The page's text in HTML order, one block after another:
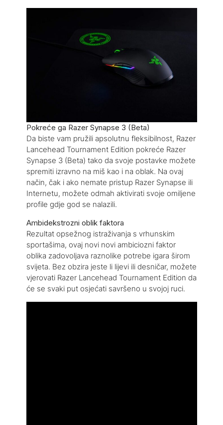
Pokreće ga Razer Synapse 3 (Beta)
Da biste vam pružili apsolutnu fleksibilnost, Razer
Lancehead Tournament Edition pokreće Razer
Synapse 3 (Beta) tako da svoje postavke možete
spremiti izravno na miš kao i na oblak. Na ovaj
način, čak i ako nemate pristup Razer Synapse ili
Internetu, možete odmah aktivirati svoje omiljene
profile gdje god se nalazili.
Ambidekstrozni oblik faktora
Rezultat opsežnog istraživanja s vrhunskim
sportašima, ovaj novi novi ambiciozni faktor
oblika zadovoljava raznolike potrebe igara širom
svijeta. Bez obzira jeste li lijevi ili desničar, možete
vjerovati Razer Lancehead Tournament Edition da
će se svaki put osjećati savršeno u svojoj ruci.